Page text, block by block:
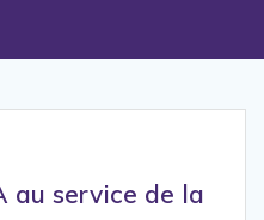
au service de la